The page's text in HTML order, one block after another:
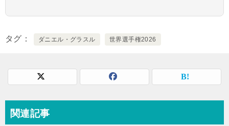
タグ ダニエル・グラスル 世界選手権2026
関連記事